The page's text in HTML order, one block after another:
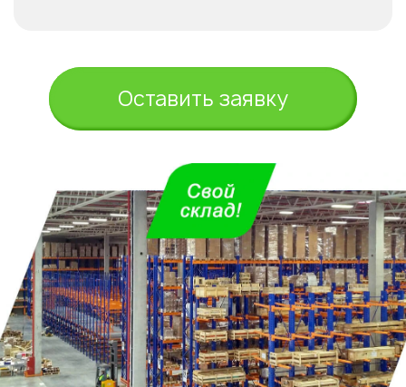
Оставить заявку